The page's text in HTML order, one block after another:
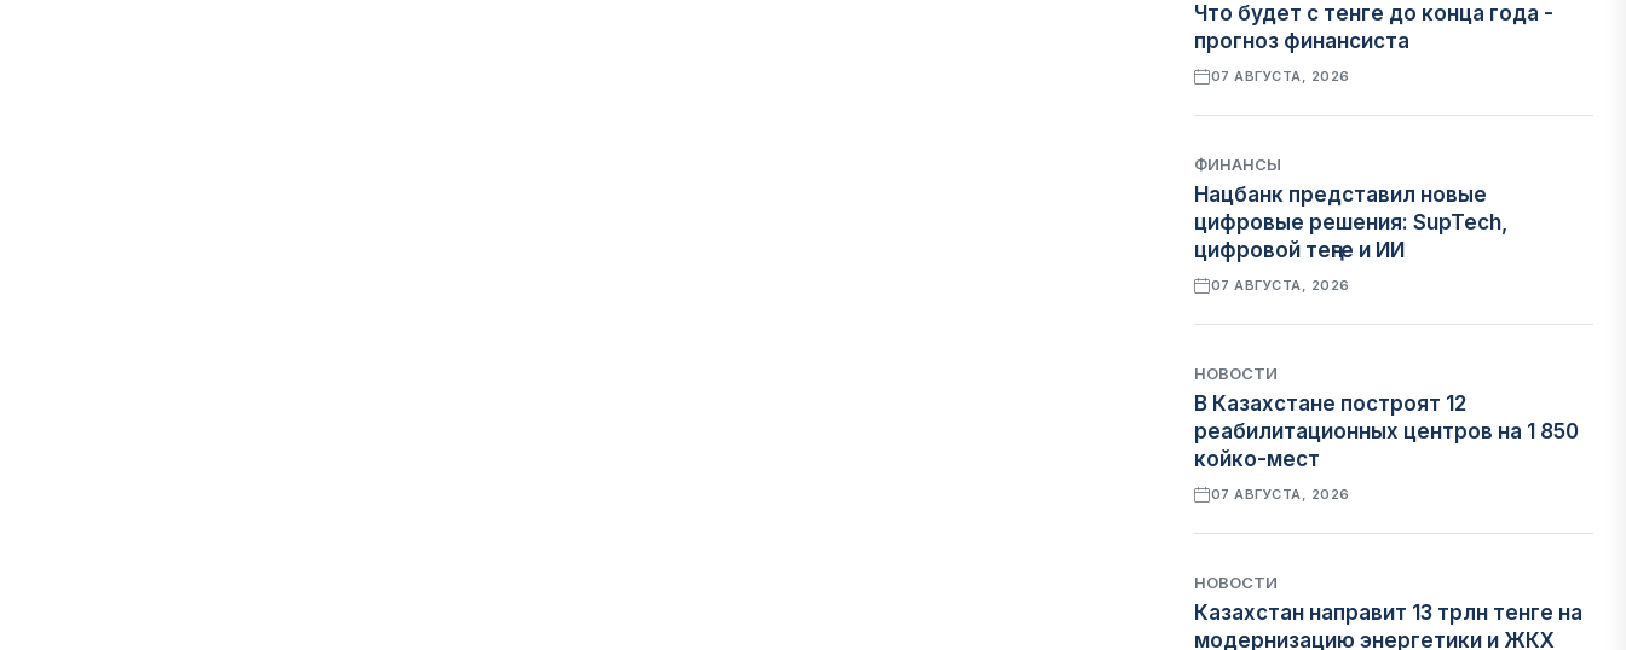
Что будет с тенге до конца года -
прогноз финансиста
07 АВГУСТА, 2026
ФИНАНСЫ
Нацбанк представил новые
цифровые решения: SupTech,
цифровой теңге и ИИ
07 АВГУСТА, 2026
НОВОСТИ
В Казахстане построят 12
реабилитационных центров на 1 850
койко-мест
07 АВГУСТА, 2026
НОВОСТИ
Казахстан направит 13 трлн тенге на
модернизацию энергетики и ЖКХ